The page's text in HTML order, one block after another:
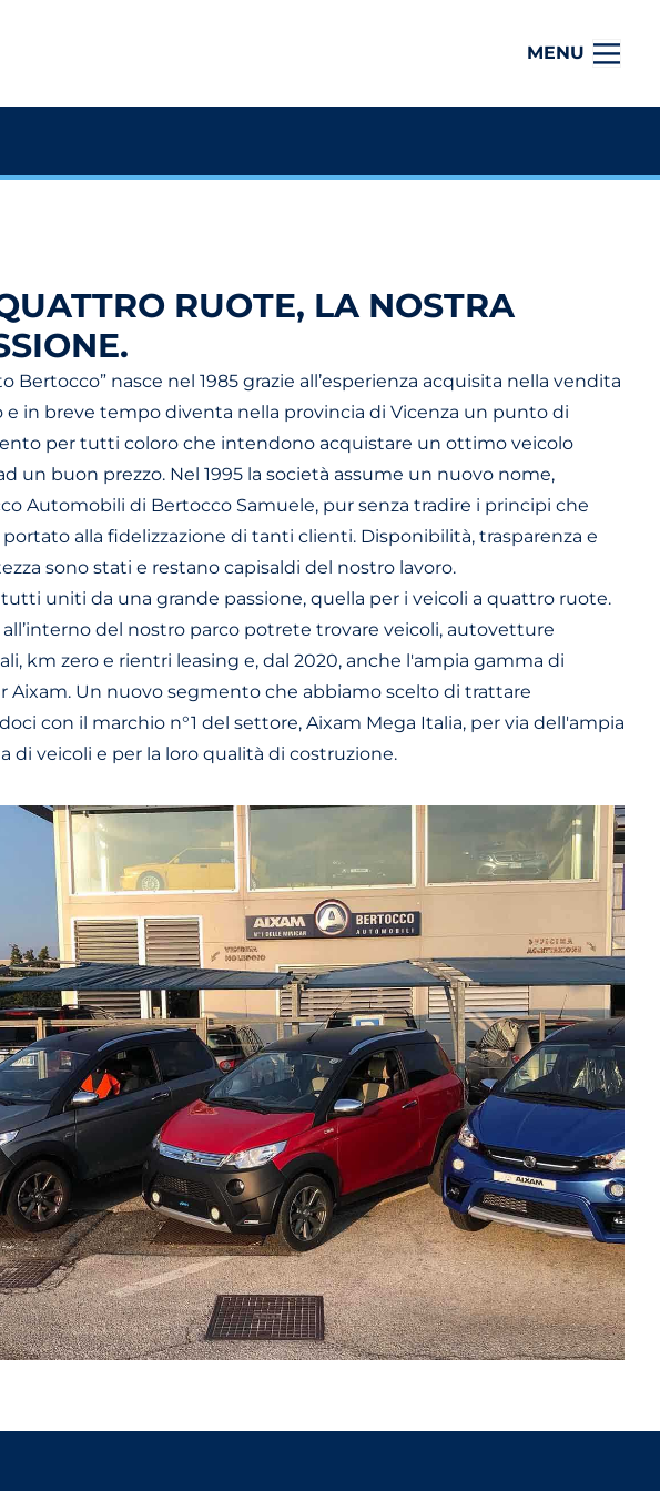
MENU
RUOTE, LA NOSTRA
Bertocco” nasce nel 1985 grazie all’esperienza acquisita nella vendita
e in breve tempo diventa nella provincia di Vicenza un punto di
per tutti coloro che intendono acquistare un ottimo veicolo
un buon prezzo. Nel 1995 la società assume un nuovo nome,
Automobili di Bertocco Samuele, pur senza tradire i principi che
alla fidelizzazione di tanti clienti. Disponibilità, trasparenza e
sono stati e restano capisaldi del nostro lavoro.
uniti da una grande passione, quella per i veicoli a quattro ruote.
del nostro parco potrete trovare veicoli, autovetture
km zero e rientri leasing e, dal 2020, anche l'ampia gamma di
Aixam. Un nuovo segmento che abbiamo scelto di trattare
con il marchio n°1 del settore, Aixam Mega Italia, per via dell'ampia
di veicoli e per la loro qualità di costruzione.